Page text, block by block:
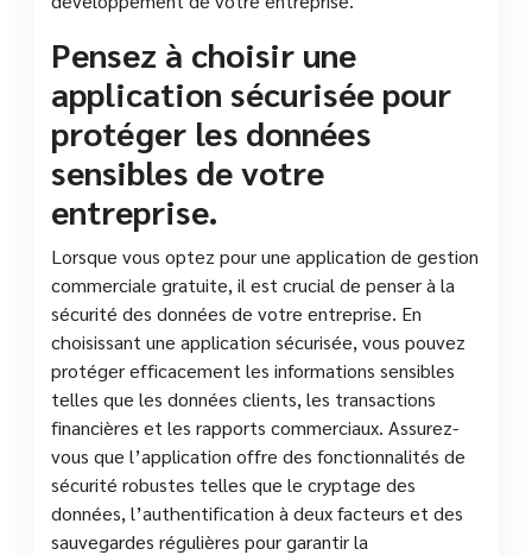
Pensez à choisir une
application sécurisée pour
protéger les données
sensibles de votre
entreprise.
Lorsque vous optez pour une application de gestion
commerciale gratuite, il est crucial de penser à la
sécurité des données de votre entreprise. En
choisissant une application sécurisée, vous pouvez
protéger efficacement les informations sensibles
telles que les données clients, les transactions
financières et les rapports commerciaux. Assurez-
vous que l’application offre des fonctionnalités de
sécurité robustes telles que le cryptage des
données, l’authentification à deux facteurs et des
sauvegardes régulières pour garantir la